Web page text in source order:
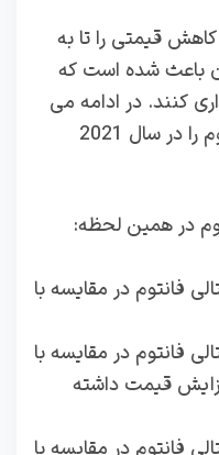
قیمتی را تا به
باعث شده است که
کنند. در ادامه می
توانید روند تغییرات قیمت فانتوم را در سال 2021
در همین لحظه:
فانتوم در مقایسه با
فانتوم در مقایسه با
درصد افزایش قیمت داشته
فانتوم در مقایسه با